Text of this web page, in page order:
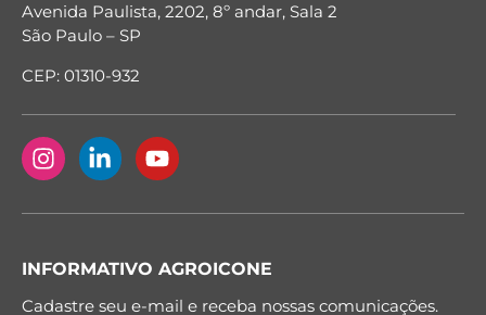
Avenida Paulista, 2202, 8º andar, Sala 2
São Paulo – SP
CEP: 01310-932
INFORMATIVO AGROICONE
Cadastre seu e-mail e receba nossas comunicações.